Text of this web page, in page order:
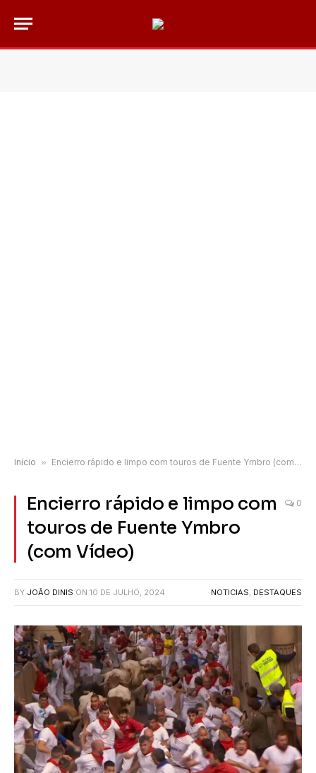
Início » Encierro rápido e limpo com touros de Fuente Ymbro (com Vídeo)
Encierro rápido e limpo com
touros de Fuente Ymbro
(com Vídeo)
0
BY JOÃO DINIS ON 10 DE JULHO, 2024 NOTICIAS, DESTAQUES